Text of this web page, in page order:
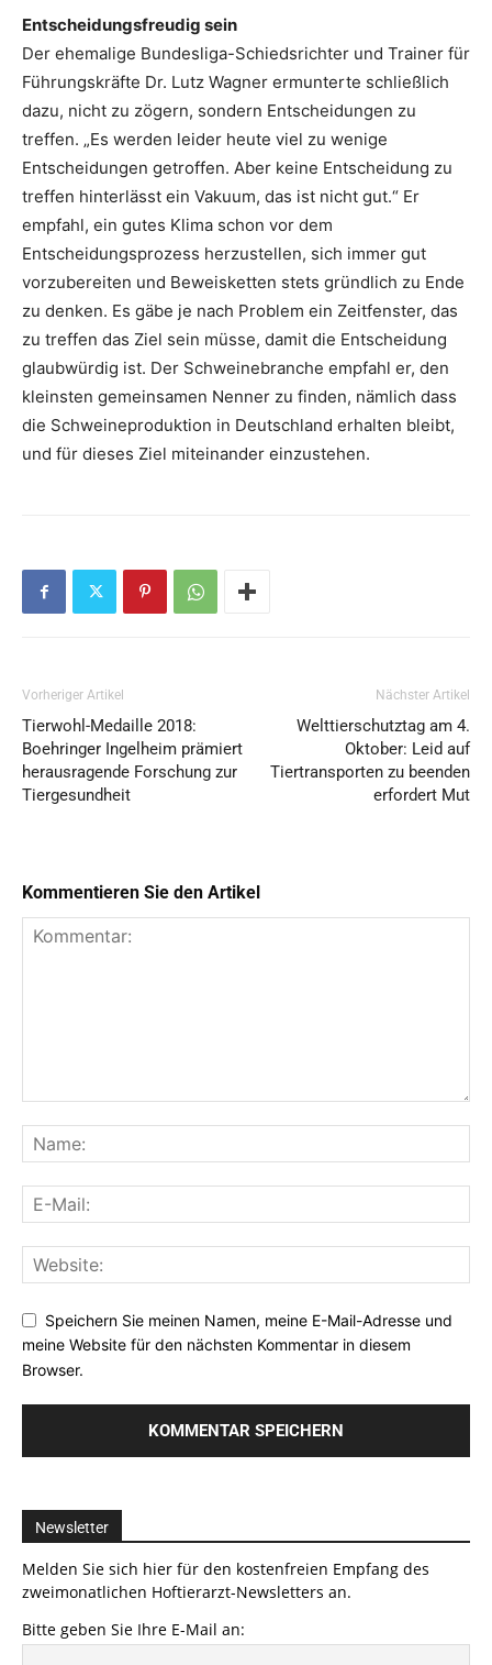
Entscheidungsfreudig sein
Der ehemalige Bundesliga-Schiedsrichter und Trainer für
Führungskräfte Dr. Lutz Wagner ermunterte schließlich
dazu, nicht zu zögern, sondern Entscheidungen zu
treffen. „Es werden leider heute viel zu wenige
Entscheidungen getroffen. Aber keine Entscheidung zu
treffen hinterlässt ein Vakuum, das ist nicht gut.“ Er
empfahl, ein gutes Klima schon vor dem
Entscheidungsprozess herzustellen, sich immer gut
vorzubereiten und Beweisketten stets gründlich zu Ende
zu denken. Es gäbe je nach Problem ein Zeitfenster, das
zu treffen das Ziel sein müsse, damit die Entscheidung
glaubwürdig ist. Der Schweinebranche empfahl er, den
kleinsten gemeinsamen Nenner zu finden, nämlich dass
die Schweineproduktion in Deutschland erhalten bleibt,
und für dieses Ziel miteinander einzustehen.
Vorheriger Artikel
Tierwohl-Medaille 2018:
Boehringer Ingelheim prämiert
herausragende Forschung zur
Tiergesundheit
Nächster Artikel
Welttierschutztag am 4.
Oktober: Leid auf
Tiertransporten zu beenden
erfordert Mut
Kommentieren Sie den Artikel
Speichern Sie meinen Namen, meine E-Mail-Adresse und
meine Website für den nächsten Kommentar in diesem
Browser.
Newsletter
Melden Sie sich hier für den kostenfreien Empfang des
zweimonatlichen Hoftierarzt-Newsletters an.
Bitte geben Sie Ihre E-Mail an: